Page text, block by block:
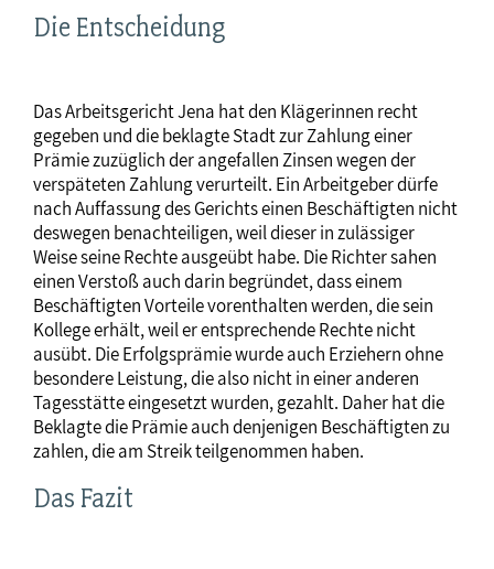
Die Entscheidung
Das Arbeitsgericht Jena hat den Klägerinnen recht
gegeben und die beklagte Stadt zur Zahlung einer
Prämie zuzüglich der angefallen Zinsen wegen der
verspäteten Zahlung verurteilt. Ein Arbeitgeber dürfe
nach Auffassung des Gerichts einen Beschäftigten nicht
deswegen benachteiligen, weil dieser in zulässiger
Weise seine Rechte ausgeübt habe. Die Richter sahen
einen Verstoß auch darin begründet, dass einem
Beschäftigten Vorteile vorenthalten werden, die sein
Kollege erhält, weil er entsprechende Rechte nicht
ausübt. Die Erfolgsprämie wurde auch Erziehern ohne
besondere Leistung, die also nicht in einer anderen
Tagesstätte eingesetzt wurden, gezahlt. Daher hat die
Beklagte die Prämie auch denjenigen Beschäftigten zu
zahlen, die am Streik teilgenommen haben.
Das Fazit